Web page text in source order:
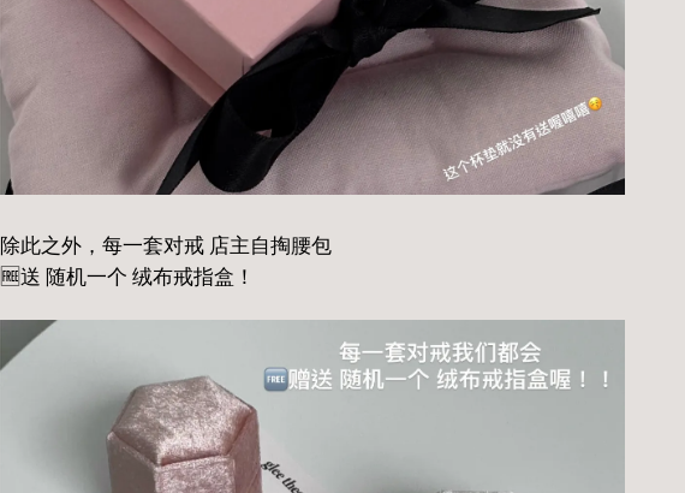
除此之外，每一套对戒 店主自掏腰包
🆓送 随机一个 绒布戒指盒！